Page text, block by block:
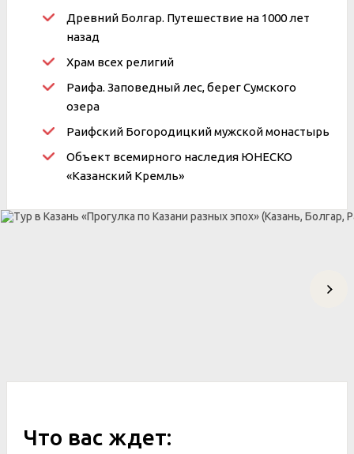
Древний Болгар. Путешествие на 1000 лет
назад
Храм всех религий
Раифа. Заповедный лес, берег Сумского
озера
Раифский Богородицкий мужской монастырь
Объект всемирного наследия ЮНЕСКО
«Казанский Кремль»
Что вас ждет: